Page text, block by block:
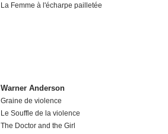
La Femme à l'écharpe pailletée
Warner Anderson
Graine de violence
Le Souffle de la violence
The Doctor and the Girl